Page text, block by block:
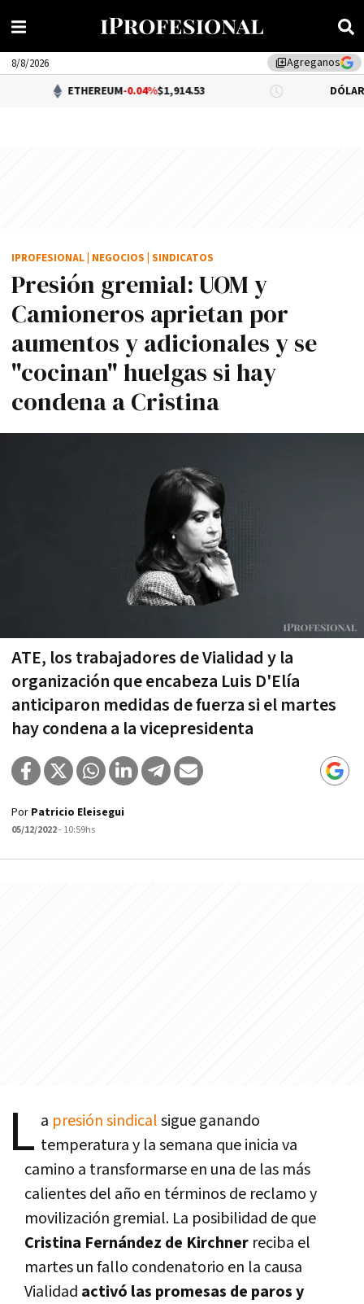
library_addAgreganos
8/8/2026
ETHEREUM -0.04%$1,914.53 DÓLAR BNA
Presión gremial: UOM y
Camioneros aprietan por
aumentos y adicionales y se
"cocinan" huelgas si hay
condena a Cristina
ATE, los trabajadores de Vialidad y la
organización que encabeza Luis D'Elía
anticiparon medidas de fuerza si el martes
hay condena a la vicepresidenta
IPROFESIONAL NEGOCIOS SINDICATOS
Por Patricio Eleisegui
05/12/2022- 10:59hs
L a presión sindicalsigue ganando
temperatura y la semana que inicia va
camino a transformarse en una de las más
calientes del año en términos de reclamo y
movilización gremial. La posibilidad de que
Cristina Fernández de Kirchner reciba el
martes un fallo condenatorio en la causa
Vialidad activó las promesas de paros y